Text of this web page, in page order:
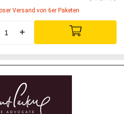
Versand von 6er Paketen
+